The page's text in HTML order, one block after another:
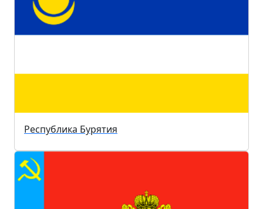
Республика Бурятия